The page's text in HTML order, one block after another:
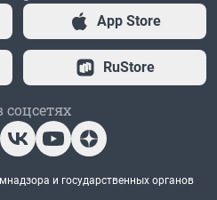
App Store
RuStore
и государственных органов